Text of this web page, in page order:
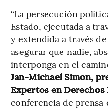
“La persecución
Estado, ejecutada a
y extendida a través
asegurar que nadie,
interponga en el
Jan-Michael Simon,
Expertos en Derechos
conferencia de prensa